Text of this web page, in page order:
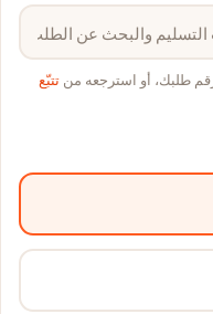
طلبك، أو استرجعه من تتبّع